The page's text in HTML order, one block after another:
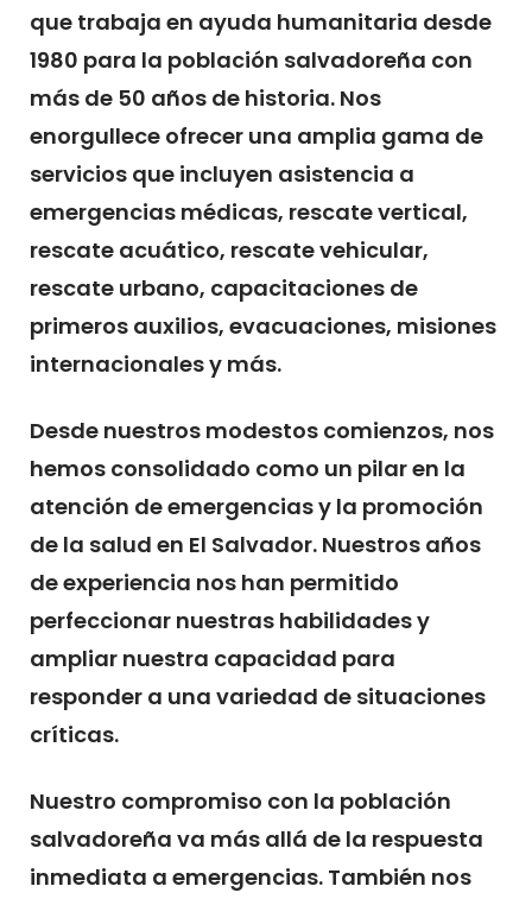
que trabaja en ayuda humanitaria desde
1980 para la población salvadoreña con
más de 50 años de historia. Nos
enorgullece ofrecer una amplia gama de
servicios que incluyen asistencia a
emergencias médicas, rescate vertical,
rescate acuático, rescate vehicular,
rescate urbano, capacitaciones de
primeros auxilios, evacuaciones, misiones
internacionales y más.
Desde nuestros modestos comienzos, nos
hemos consolidado como un pilar en la
atención de emergencias y la promoción
de la salud en El Salvador. Nuestros años
de experiencia nos han permitido
perfeccionar nuestras habilidades y
ampliar nuestra capacidad para
responder a una variedad de situaciones
críticas.
Nuestro compromiso con la población
salvadoreña va más allá de la respuesta
inmediata a emergencias. También nos